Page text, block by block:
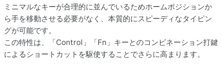
ミニマルなキーが合理的に並んでいるためホームポジションか
ら手を移動させる必要がなく、本質的にスピーディなタイピン
グが可能です。
この特性は、「Control」「Fn」キーとのコンビネーション打鍵
によるショートカットを駆使することでさらに高まります。